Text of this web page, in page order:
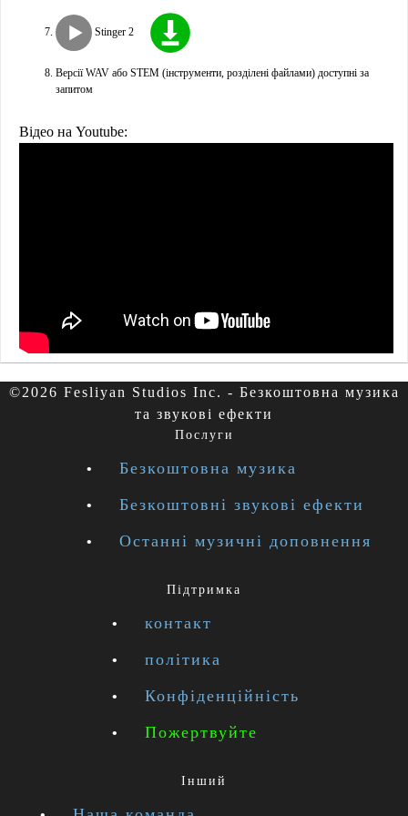
Stinger 2
Версії WAV або STEM (інструменти, розділені файлами) доступні за
запитом
Відео на Youtube:
©2026 Fesliyan Studios Inc. - Безкоштовна музика
та звукові ефекти
Послуги
Безкоштовна музика
Безкоштовні звукові ефекти
Останні музичні доповнення
Підтримка
контакт
політика
Конфіденційність
Пожертвуйте
Інший